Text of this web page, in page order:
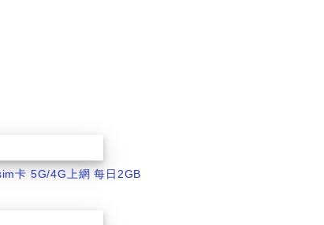
卡 5G/4G上網 每日2GB